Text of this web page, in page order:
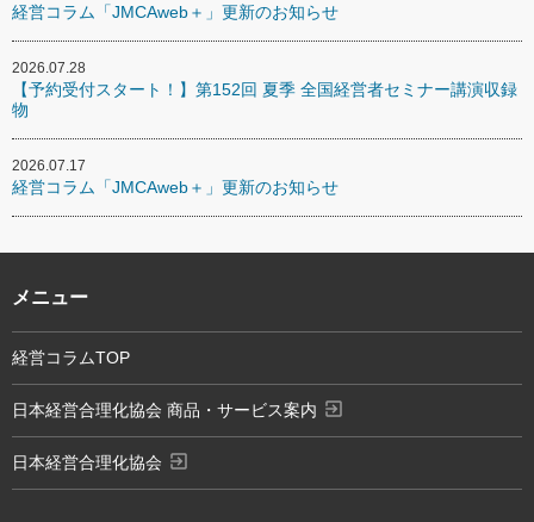
経営コラム「JMCAweb＋」更新のお知らせ
2026.07.28
【予約受付スタート！】第152回 夏季 全国経営者セミナー講演収録
物
2026.07.17
経営コラム「JMCAweb＋」更新のお知らせ
メニュー
経営コラムTOP
日本経営合理化協会 商品・サービス案内 exit_to_app
日本経営合理化協会 exit_to_app